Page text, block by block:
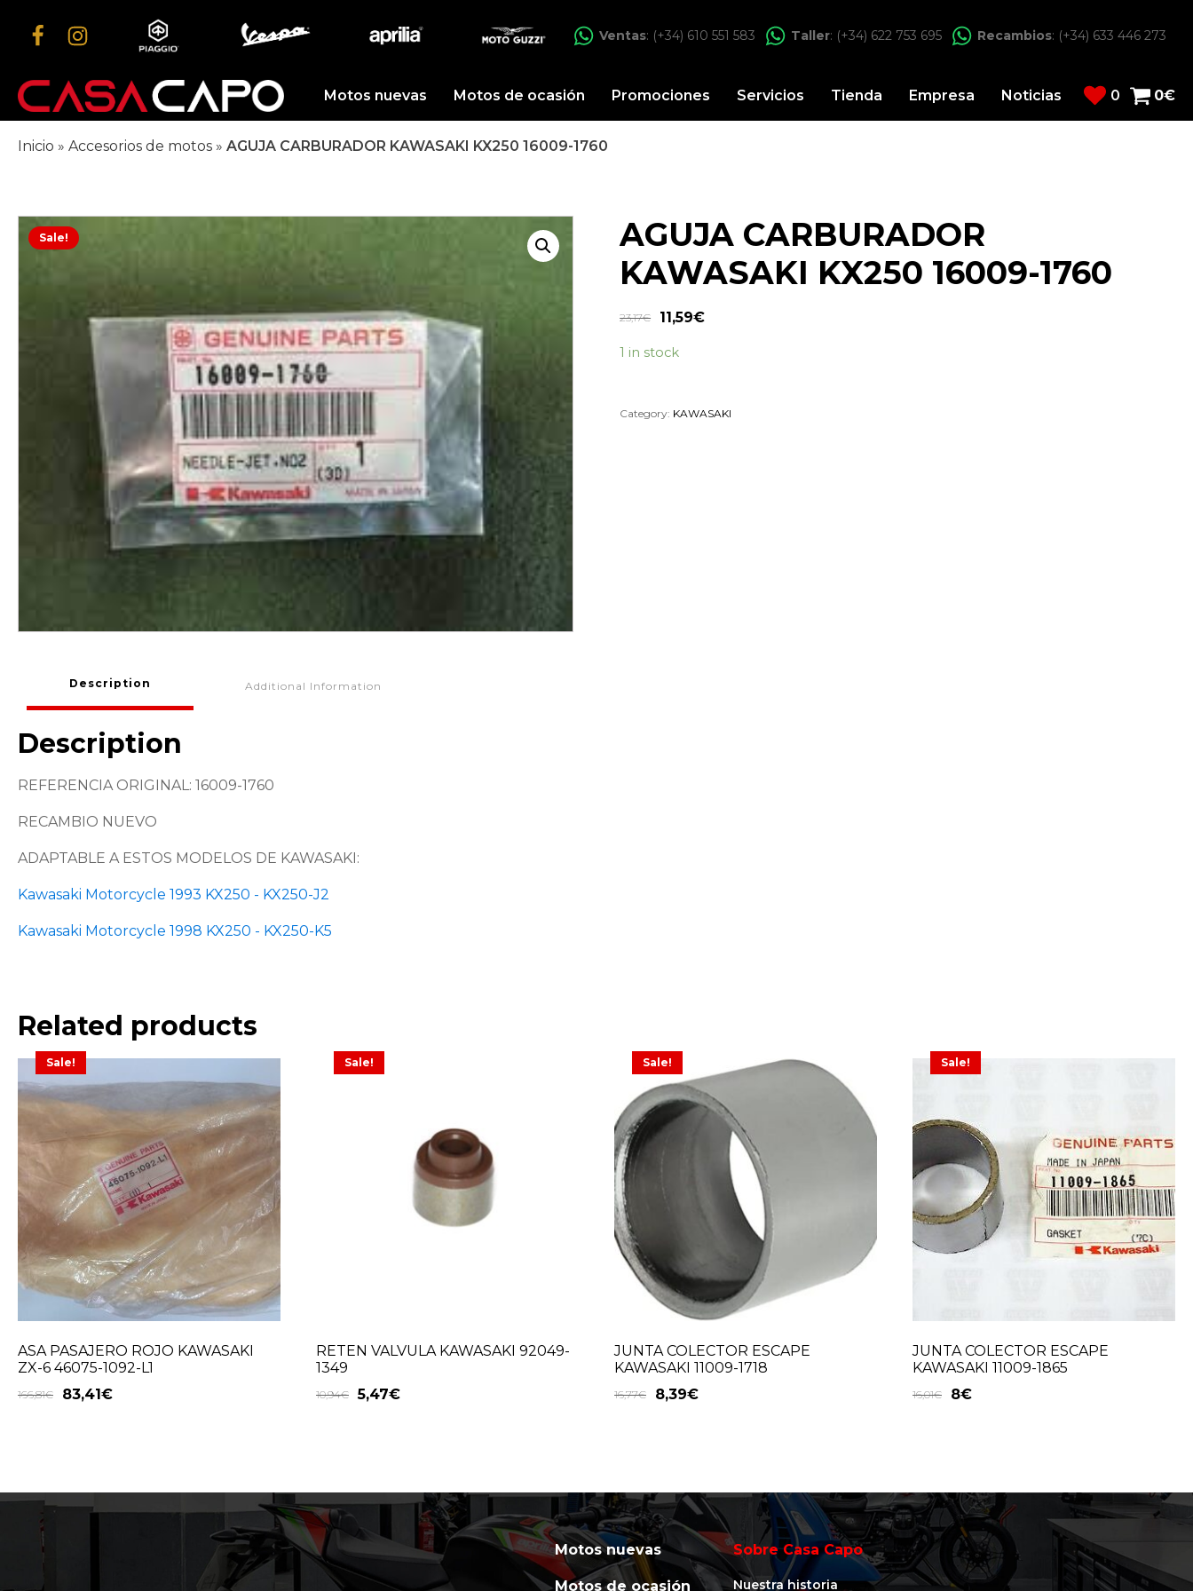
Ventas: (+34) 610 551 583 Taller: (+34) 622 753 695 Recambios: (+34) 633 446 273
Motos nuevas Motos de ocasión Promociones Servicios Tienda Empresa Noticias 0 0€
Inicio » Accesorios de motos » AGUJA CARBURADOR KAWASAKI KX250 16009-1760
Sale!
AGUJA CARBURADOR
KAWASAKI KX250 16009-1760
23,17€ 11,59€
1 in stock
Category: KAWASAKI
Description Additional Information
Description
REFERENCIA ORIGINAL: 16009-1760
RECAMBIO NUEVO
ADAPTABLE A ESTOS MODELOS DE KAWASAKI:
Kawasaki Motorcycle 1993 KX250 - KX250-J2
Kawasaki Motorcycle 1998 KX250 - KX250-K5
Related products
Sale!
ASA PASAJERO ROJO KAWASAKI
ZX-6 46075-1092-L1
166,81€ 83,41 €
Sale!
RETEN VALVULA KAWASAKI 92049-
1349
10,94€ 5,47€
Sale!
JUNTA COLECTOR ESCAPE
KAWASAKI 11009-1718
16,77€ 8,39€
Sale!
JUNTA COLECTOR ESCAPE
KAWASAKI 11009-1865
16,01€ 8€
Motos nuevas
Motos de ocasión
Sobre Casa Capo
Nuestra historia